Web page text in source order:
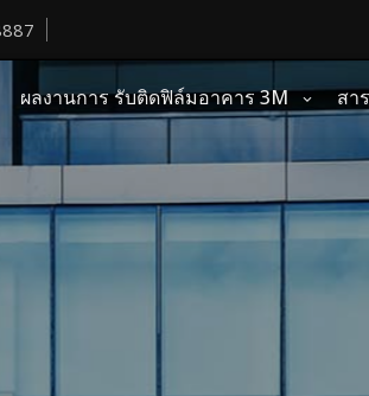
ผลงานการ รับติดฟิล์มอาคาร 3M สา